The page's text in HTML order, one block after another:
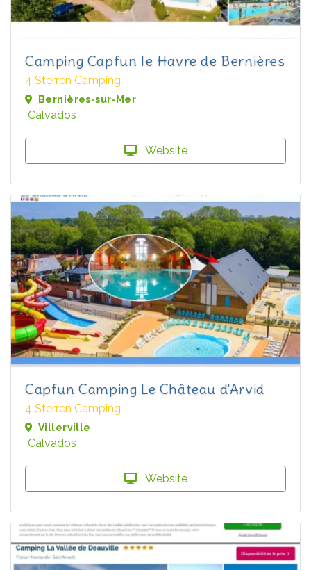
Camping Capfun le Havre de Bernières
4 Sterren Camping
Bernières-sur-Mer
Calvados
Website
Capfun Camping Le Château d'Arvid
4 Sterren Camping
Villerville
Calvados
Website